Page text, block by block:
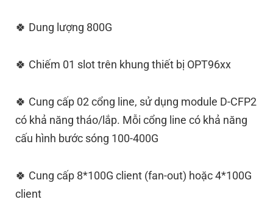
🍀 Dung lượng 800G
🍀 Chiếm 01 slot trên khung thiết bị OPT96xx
🍀 Cung cấp 02 cổng line, sử dụng module D-CFP2
có khả năng tháo/lắp. Mỗi cổng line có khả năng
cấu hình bước sóng 100-400G
🍀 Cung cấp 8*100G client (fan-out) hoặc 4*100G
client